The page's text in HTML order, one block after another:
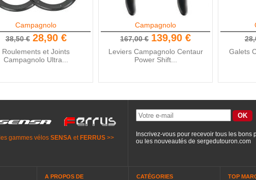
Campagnolo
38,50 € 28,90 €
Roulements et Joints
Campagnolo Ultra...
Campagnolo
167,00 € 139,90 €
Leviers Campagnolo Centaur
Power Shift...
Galets
gammes vélos SENSA et FERRUS >>
Inscrivez-vous pour recevoir tous les bons
ou les nouveautés de sergedutouron.com
A PROPOS DE
CATÉGORIES
TOP